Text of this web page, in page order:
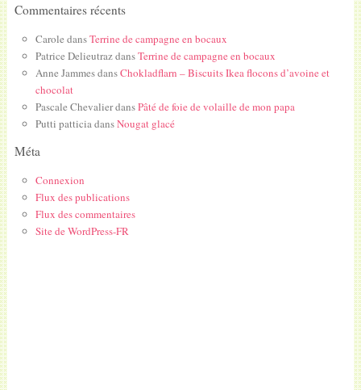
Commentaires récents
Carole dansTerrine de campagne en bocaux
Patrice DelieutrazdansTerrine de campagne en bocaux
Anne JammesdansChokladflarn – Biscuits Ikea flocons d’avoine et
chocolat
Pascale ChevalierdansPâté de foie de volaille de mon papa
Putti patticiadansNougat glacé
Méta
Connexion
Flux des publications
Flux des commentaires
Site de WordPress-FR